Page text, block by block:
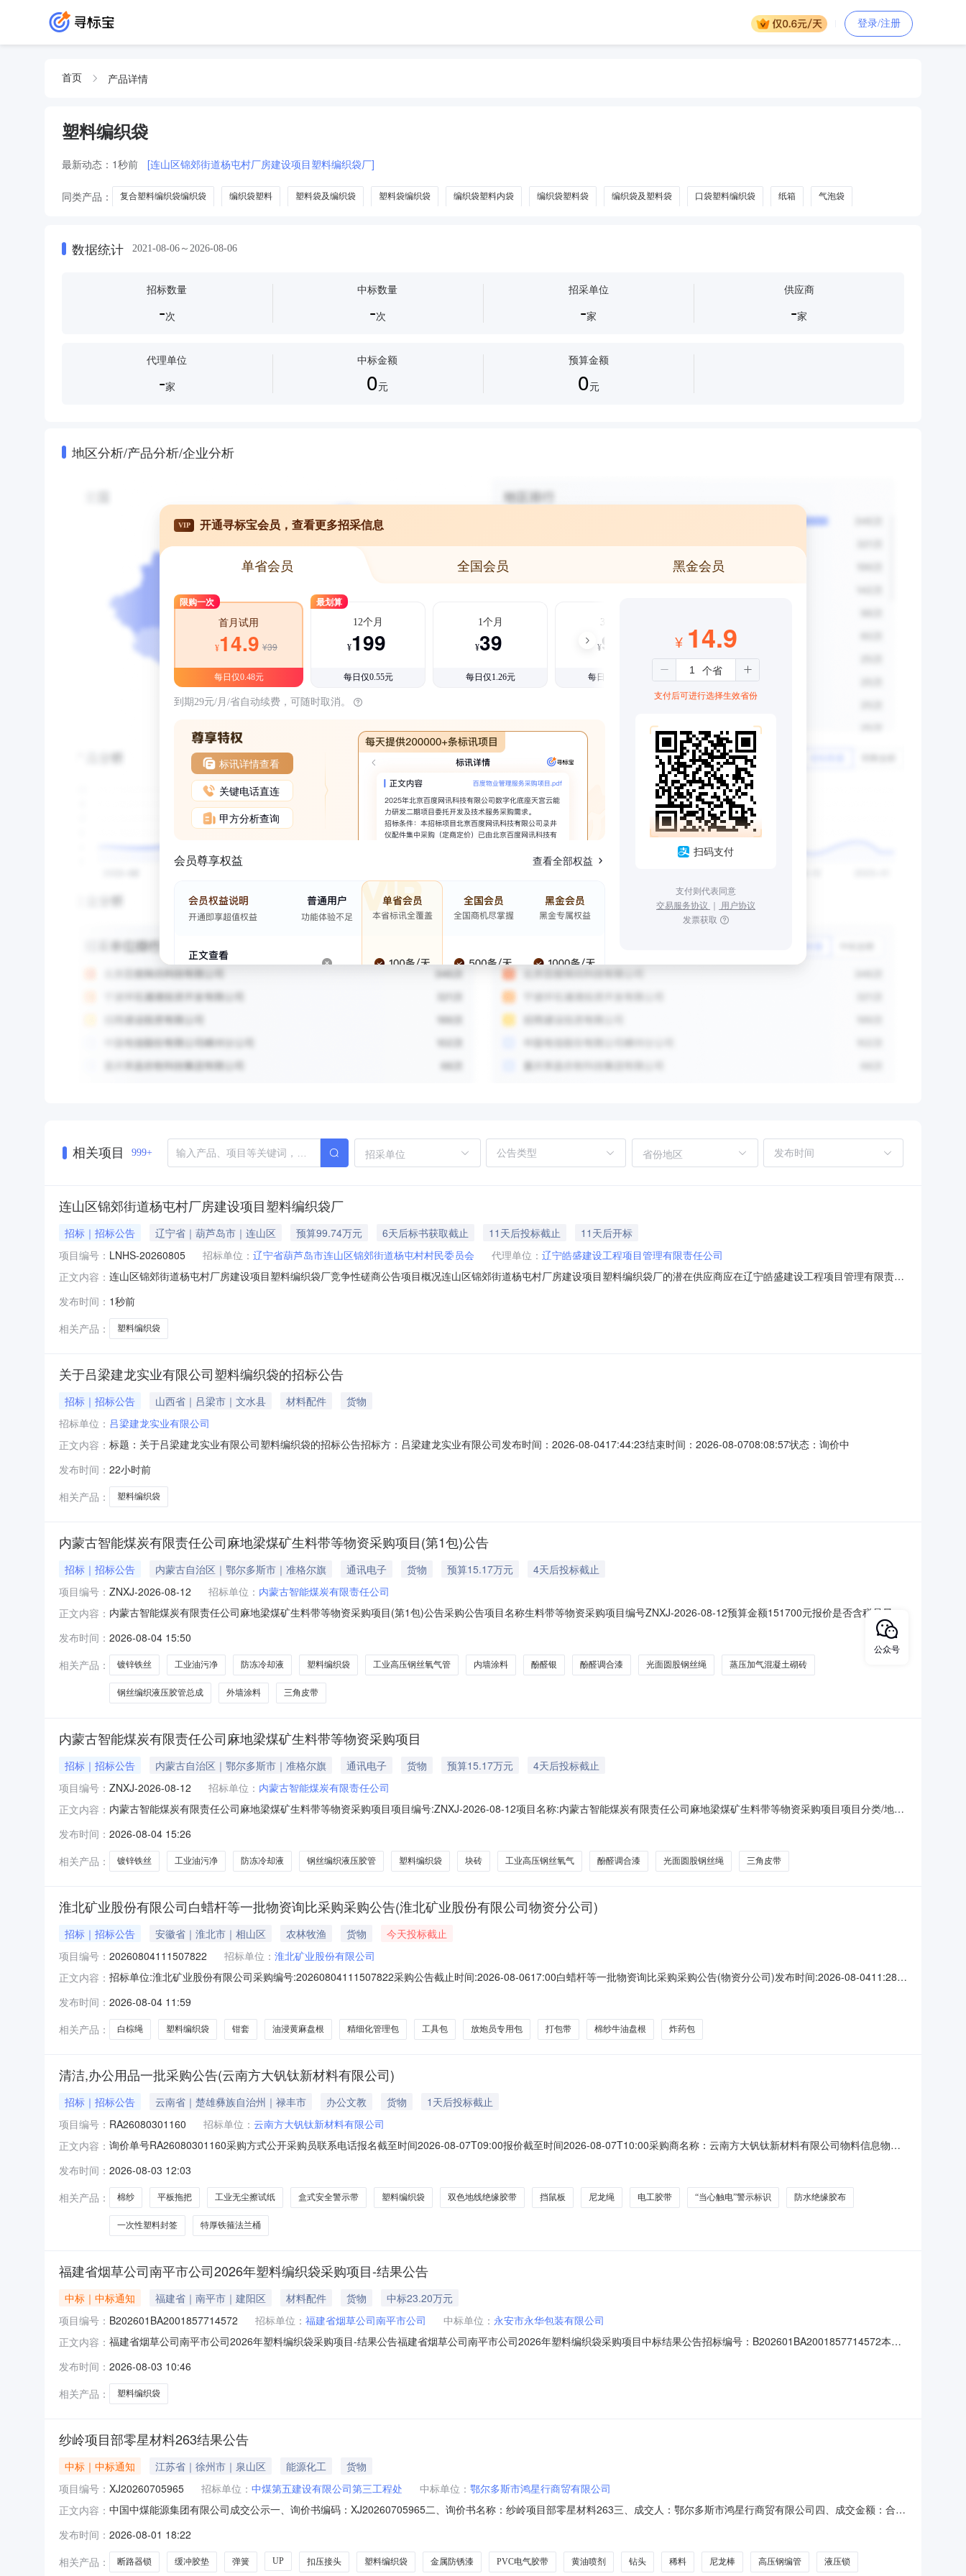
登录/注册
首页 产品详情
塑料编织袋
最新动态： 1秒前 [连山区锦郊街道杨屯村厂房建设项目塑料编织袋厂]
同类产品： 复合塑料编织袋编织袋 编织袋塑料 塑料袋及编织袋 塑料袋编织袋 编织袋塑料内袋 编织袋塑料袋 编织袋及塑料袋 口袋塑料编织袋 纸箱 气泡袋
数据统计 2021-08-06～2026-08-06
招标数量
-次
中标数量
-次
招采单位
-家
供应商
-家
代理单位
-家
中标金额
0元
预算金额
0元
地区分析/产品分析/企业分析
VIP 开通寻标宝会员，查看更多招采信息
单省会员 全国会员 黑金会员
限购一次
首月试用
¥14.9 ¥39
每日仅0.48元
最划算
12个月
¥199
每日仅0.55元
1个月
¥39
每日仅1.26元
3个月
¥99
每日仅1.08元
到期29元/月/省自动续费，可随时取消。
标讯详情查看
关键电话直连
甲方分析查询
会员尊享权益 查看全部权益
¥ 14.9
支付后可进行选择生效省份
扫码支付
支付则代表同意
交易服务协议 ｜ 用户协议
发票获取
相关项目 999+ 招采单位 省份地区
连山区锦郊街道杨屯村厂房建设项目塑料编织袋厂
招标｜招标公告 辽宁省｜葫芦岛市｜连山区 预算99.74万元 6天后标书获取截止 11天后投标截止
11天后开标
项目编号： LNHS-20260805 招标单位： 辽宁省葫芦岛市连山区锦郊街道杨屯村村民委员会 代理单位： 辽宁皓盛建设工程项目管理有限责任公司
正文内容： 连山区锦郊街道杨屯村厂房建设项目塑料编织袋厂竞争性磋商公告项目概况连山区锦郊街道杨屯村厂房建设项目塑料编织袋厂的潜在供应商应在辽宁皓盛建设工程项目管理有限责任
料编织袋厂采购方式：竞争性磋商包组编号：001预算金额：人民币997364.88元最高限价：人民币997364.88元采购需求：塑料编织袋厂新建厂房（详见招标工程量清单）合同履
行期限：
发布时间： 1秒前
相关产品：
塑料编织袋
关于吕梁建龙实业有限公司塑料编织袋的招标公告
招标｜招标公告 山西省｜吕梁市｜文水县 材料配件
货物
招标单位： 吕梁建龙实业有限公司
正文内容： 标题：关于吕梁建龙实业有限公司塑料编织袋的招标公告招标方：吕梁建龙实业有限公司发布时间：2026-08-0417:44:23结束时间：2026-08-0708:08:57状态：询价中
发布时间： 22小时前
相关产品：
塑料编织袋
内蒙古智能煤炭有限责任公司麻地梁煤矿生料带等物资采购项目(第1包)公告
招标｜招标公告 内蒙古自治区｜鄂尔多斯市｜准格尔旗 通讯电子 货物 预算15.17万元
4天后投标截止
项目编号： ZNXJ-2026-08-12 招标单位： 内蒙古智能煤炭有限责任公司
正文内容： 内蒙古智能煤炭有限责任公司麻地梁煤矿生料带等物资采购项目(第1包)公告采购公告项目名称生料带等物资采购项目编号ZNXJ-2026-08-12预算金额151700元报价是否含税是最高
限价15.17万元采购方式线上询价报名开始时间公告发布之日起报名结束时间2026/08/1008:00报价开始时间报名审核通过后报价结束时间2026/08/1008:30报价次数1次成交规则最
低价成交法报价规则不公开报价：在报价过程中，不公开报价供应商的公司名称及报价金额。采购人名称内蒙古智能煤炭有限责任公司供应科合同履行期限签订合同之日
发布时间： 2026-08-04 15:50
相关产品：
镀锌铁丝 工业油污净 防冻冷却液 塑料编织袋 工业高压钢丝氧气管 内墙涂料 酚醛银 酚醛调合漆 光面圆股钢丝绳 蒸压加气混凝土砌砖
钢丝编织液压胶管总成 外墙涂料 三角皮带
内蒙古智能煤炭有限责任公司麻地梁煤矿生料带等物资采购项目
招标｜招标公告 内蒙古自治区｜鄂尔多斯市｜准格尔旗 通讯电子 货物 预算15.17万元
4天后投标截止
项目编号： ZNXJ-2026-08-12 招标单位： 内蒙古智能煤炭有限责任公司
正文内容： 内蒙古智能煤炭有限责任公司麻地梁煤矿生料带等物资采购项目项目编号:ZNXJ-2026-08-12项目名称:内蒙古智能煤炭有限责任公司麻地梁煤矿生料带等物资采购项目项目分类/地区/
载查看
发布时间： 2026-08-04 15:26
相关产品：
镀锌铁丝 工业油污净 防冻冷却液 钢丝编织液压胶管 塑料编织袋 块砖 工业高压钢丝氧气 酚醛调合漆 光面圆股钢丝绳 三角皮带
淮北矿业股份有限公司白蜡杆等一批物资询比采购采购公告(淮北矿业股份有限公司物资分公司)
招标｜招标公告 安徽省｜淮北市｜相山区 农林牧渔 货物
今天投标截止
项目编号： 20260804111507822 招标单位： 淮北矿业股份有限公司
正文内容： 招标单位:淮北矿业股份有限公司采购编号:20260804111507822采购公告截止时间:2026-08-0617:00白蜡杆等一批物资询比采购采购公告(物资分公司)发布时间:2026-08-0411:28
朱仙庄煤矿10、杨柳煤矿20、袁店二井煤矿15、袁店一井煤矿9、孙疃煤矿402240060210002棉纱牛油盘根棉纱耐腐蚀不黏附黄色8m
发布时间： 2026-08-04 11:59
相关产品：
白棕绳 塑料编织袋 钳套 油浸黄麻盘根 精细化管理包 工具包 放炮员专用包 打包带 棉纱牛油盘根 炸药包
清洁,办公用品一批采购公告(云南方大钒钛新材料有限公司)
招标｜招标公告 云南省｜楚雄彝族自治州｜禄丰市 办公文教 货物
1天后投标截止
项目编号： RA26080301160 招标单位： 云南方大钒钛新材料有限公司
正文内容： 询价单号RA26080301160采购方式公开采购员联系电话报名截至时间2026-08-07T09:00报价截至时间2026-08-07T10:00采购商名称：云南方大钒钛新材料有限公司物料信息物料
30110508380110工业无尘擦试纸25*38CM*1000张2.0卷2026-09-3011050838
发布时间： 2026-08-03 12:03
相关产品：
棉纱 平板拖把 工业无尘擦试纸 盒式安全警示带 塑料编织袋 双色地线绝缘胶带 挡鼠板 尼龙绳 电工胶带 “当心触电”警示标识 防水绝缘胶布
一次性塑料封签 特厚铁箍法兰桶
福建省烟草公司南平市公司2026年塑料编织袋采购项目-结果公告
中标｜中标通知 福建省｜南平市｜建阳区 材料配件 货物
中标23.20万元
项目编号： B202601BA2001857714572 招标单位： 福建省烟草公司南平市公司 中标单位： 永安市永华包装有限公司
正文内容： 福建省烟草公司南平市公司2026年塑料编织袋采购项目-结果公告福建省烟草公司南平市公司2026年塑料编织袋采购项目中标结果公告招标编号：B202601BA2001857714572本招
规定确定了中标人，现将中标结果公告如下：1.项目概况项目名称：福建省烟草公司南平市公司2026年塑料编织袋采购项目项目编号：NPYC202625550招标人：福建省
发布时间： 2026-08-03 10:46
相关产品：
塑料编织袋
纱岭项目部零星材料263结果公告
中标｜中标通知 江苏省｜徐州市｜泉山区 能源化工
货物
项目编号： XJ20260705965 招标单位： 中煤第五建设有限公司第三工程处 中标单位： 鄂尔多斯市鸿星行商贸有限公司
正文内容： 中国中煤能源集团有限公司成交公示一、询价书编码：XJ20260705965二、询价书名称：纱岭项目部零星材料263三、成交人：鄂尔多斯市鸿星行商贸有限公司四、成交金额：合同
管|51MM|4|32MPA根4.032026-08-2000:00:00060214300028尼龙棒|φ49.5*140mm根100.032026-08-2000
发布时间： 2026-08-01 18:22
相关产品：
断路器锁 缓冲胶垫 弹簧 UP 扣压接头 塑料编织袋 金属防锈漆 PVC电气胶带 黄油喷剂 钻头 稀料 尼龙棒 高压钢编管 液压锁
公众号